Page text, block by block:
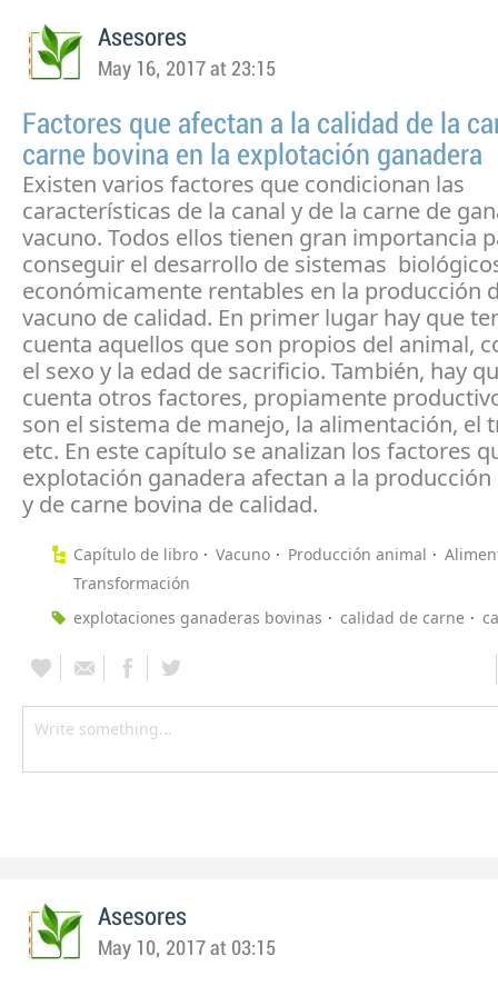
Asesores
May 16, 2017 at 23:15
Factores que afectan a la calidad de la
carne bovina en la explotación ganadera
Existen varios factores que condicionan las
características de la canal y de la carne de
vacuno. Todos ellos tienen gran importancia
conseguir el desarrollo de sistemas
económicamente rentables en la producción
vacuno de calidad. En primer lugar hay que
cuenta aquellos que son propios del animal,
el sexo y la edad de sacrificio. También, hay
cuenta otros factores, propiamente
son el sistema de manejo, la alimentación, el
etc. En este capítulo se analizan los factores
explotación ganadera afectan a la producción
y de carne bovina de calidad.
Capítulo de libro Vacuno Producción animal
Transformación
explotaciones ganaderas bovinas
calidad de carne
Asesores
May 10, 2017 at 03:15